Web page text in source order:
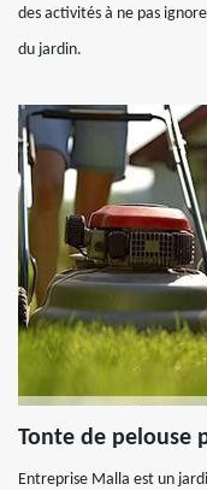
des activités à ne pas
du jardin.
Tonte de pelouse
Entreprise Malla est un